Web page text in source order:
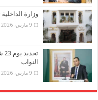
وزارة
9 مارس، 2026
النواب
9 مارس، 2026